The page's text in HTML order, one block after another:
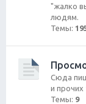
"жалко
людям.
Темы:
Сюда
и прочих
Темы: 9